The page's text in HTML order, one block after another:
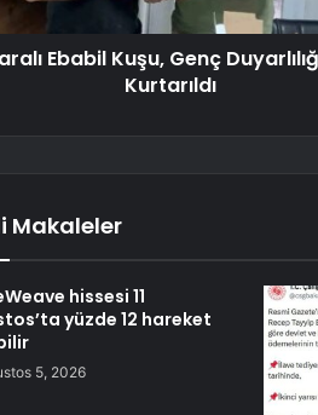
Ebabil Kuşu, Genç
Kurtarıldı
Makaleler
hissesi 11
yüzde 12 hareket
5, 2026